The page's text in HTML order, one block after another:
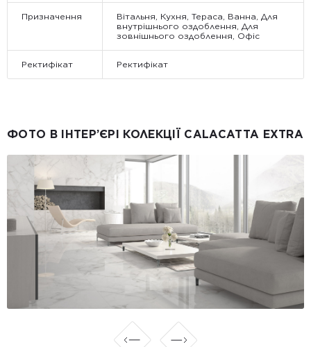
Призначення
Вітальня, Кухня, Тераса, Ванна, Для
внутрішнього оздоблення, Для
зовнішнього оздоблення, Офіс
Ректифікат Ректифікат
ФОТО В ІНТЕР’ЄРІ КОЛЕКЦІЇ CALACATTA EXTRA